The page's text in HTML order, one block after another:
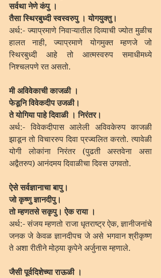
सर्वथा नेणे कंपु ।
तैसा स्थिरबुध्दी स्वस्वरुपु । योगयुक्तु।
अर्थ:- ज्याप्रमाणे निवाऱ्यातील दिव्याची ज्योत मुळीच
हालत नाही, ज्याप्रमाणे योगमुक्त म्हणजे जो
स्थिरबुध्दी आहे तो आत्मस्वरुप समाधीमध्ये
निश्चलपणे रत असतो.
मी अविवेकाची काजळी ।
फेडूनि विवेकदीप उजळी।
ते योगिया पाहे दिवाळी । निरंतर।
अर्थ:- विवेकदीपास आलेली अविवकेरुप काजळी
झाडून तो विचाररुप दिवा प्रज्वलित करतो. त्यावेळी
योगी लोकांना निरंतर (पुढती अस्तवेना असा
अद्वैतरुप) आनंदमय दिवाळीचा दिवस उगवतो.
ऐसे सर्वज्ञानाचा बापु।
जो कृष्णु ज्ञानदीपु।
तो म्हणतसे सकृपु। ऐक राया ।
अर्थ:- संजय म्हणतो राजा धृतराष्ट्र ऐक, ज्ञानीजनांचे
जनक जे केवळ ज्ञानदीपच जे असे भगवान श्रीकृष्ण
ते अशा रीतीने मोठ्या कृपेने अर्जुनास म्हणाले.
जैसी पूर्वदिशेच्या राऊळी ।